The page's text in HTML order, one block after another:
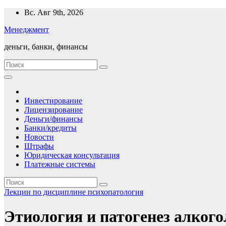
Перейти
содержимому
Вс. Авг 9th, 2026
Менеджмент
деньги, банки, финансы
Инвестирование
Лицензирование
Деньги/финансы
Банки/кредиты
Новости
Штрафы
Юридическая консультация
Платежные системы
Лекции по дисциплине психопатология
Этиология и патогенез